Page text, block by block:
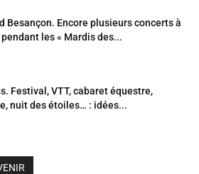
Besançon. Encore plusieurs concerts à
les « Mardis des...
Festival, VTT, cabaret équestre,
nuit des étoiles… : idées...